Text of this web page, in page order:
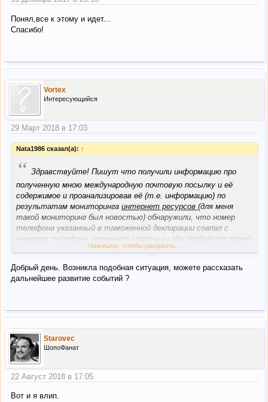
Понял,все к этому и идет...
Спасибо!
Vortex
Интересующийся
29 Март 2018 в 17:03
Nata1986 сказал(а): ↑
“ Здравствуйте! Пишут что получили информацию про
полученную мною международную почтовую посылку и её
содержимое и проанализировав её (т.е. информацию) по
результатам мониторинга интернет ресурсов (для меня
такой мониторинг был новостью) обнаружили, что номер
телефона указанный в таможенной декларации совпал с
номером телефона интернет страницы где продаётся такой
же товар как в этой посылке, и по полной теперь предоставь
было три, на меня, мужа и маму, одна фамилия, такие
запросы получили все. Теперь жалею, что не заплатила мито
Нажмите, чтобы раскрыть...
Добрый день. Возникла подобная ситуация, можете рассказать
дальнейшее развитие событий ?
Starovec
ШопоФанат
22 Август 2018 в 17:05
Вот и я влип.